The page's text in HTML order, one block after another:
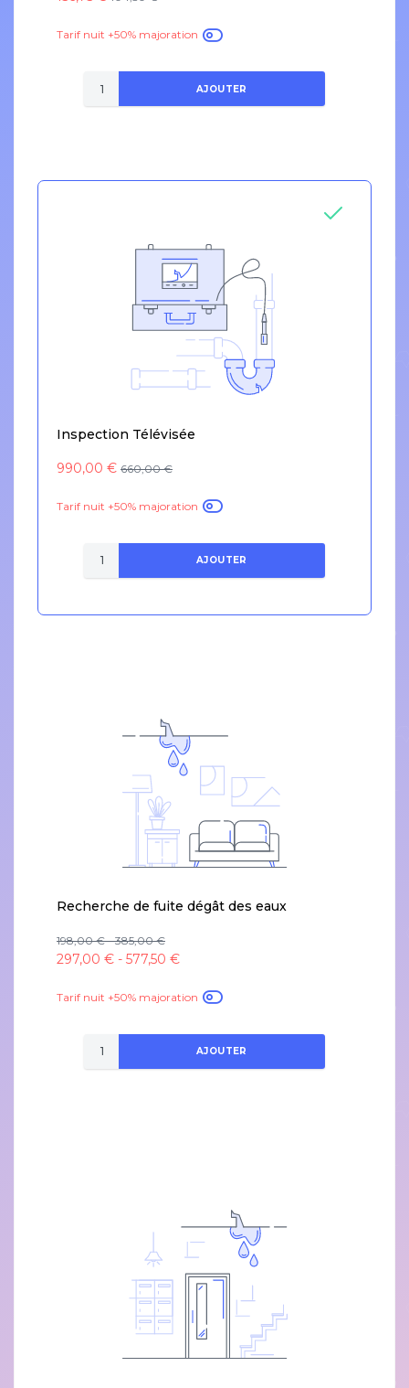
Tarif nuit +50% majoration
AJOUTER
Inspection Télévisée
990,00 € 660,00 €
Tarif nuit +50% majoration
AJOUTER
Recherche de fuite dégât des eaux
198,00 € - 385,00 €
297,00 € - 577,50 €
Tarif nuit +50% majoration
AJOUTER